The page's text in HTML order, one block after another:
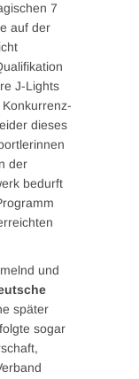
7
auf der
J-Lights
dieses
der
bedurft
und
später
sogar